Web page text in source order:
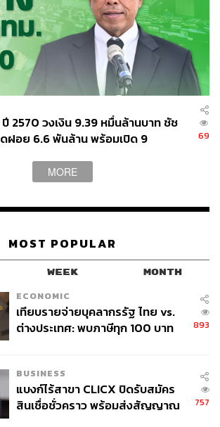
รกรุงเทพมหานคร
Traffy Fondue
ณณ์กิตตินันท์
การศึกษา
าธิการ
เทคโนโลยีดิจิทัล
กรุงเทพมหานคร
2570 วงเงิน 9.39 หมื่นล้านบาท ชัช
ฝอย 6.6 พันล้าน พร้อมเปิด 9
69
MORE
MOST POPULAR
WEEK MONTH
ECONOMIC
เทียบรายจ่ายบุคลากรรัฐ ไทย vs.
ต่างประเทศ: พบภาษีทุก 100 บาท
893
BUSINESS
แบงก์ไร้สาขา CLICX ปิดรับสมัคร
สินเชื่อชั่วคราว พร้อมส่งสัญญาณ
757